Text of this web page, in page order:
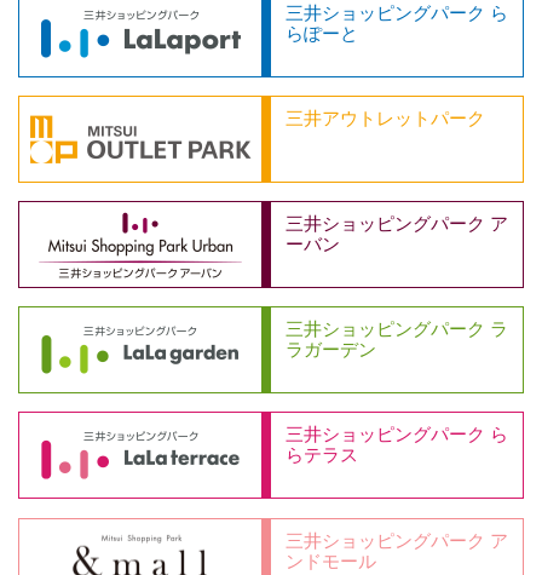
三井ショッピングパーク ら
らぽーと
三井アウトレットパーク
三井ショッピングパーク ア
ーバン
三井ショッピングパーク ラ
ラガーデン
三井ショッピングパーク ら
らテラス
三井ショッピングパーク ア
ンドモール